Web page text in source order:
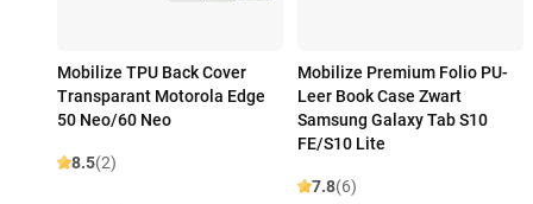
Mobilize TPU Back Cover
Transparant Motorola Edge
50 Neo/60 Neo
8.5(2)
Mobilize Premium Folio PU-
Leer Book Case Zwart
Samsung Galaxy Tab S10
FE/S10 Lite
7.8(6)